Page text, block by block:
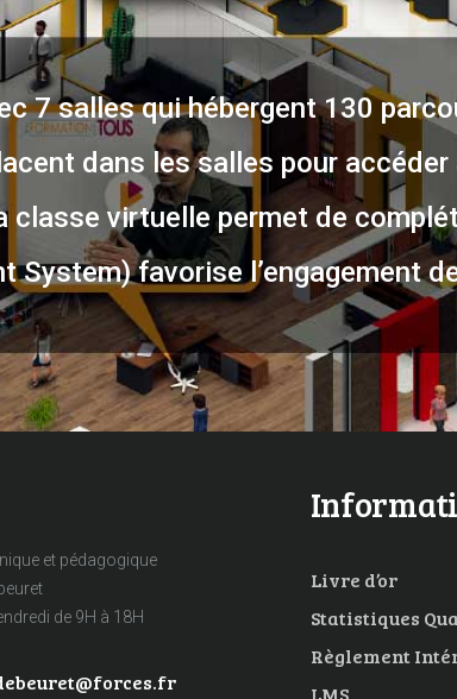
7 salles qui hébergent 130
dans les salles pour accéder
virtuelle permet de
System) favorise l’engagement
et pédagogique
de 9H à 18H
Livre d’or
Statistiques
Règlement
LMS